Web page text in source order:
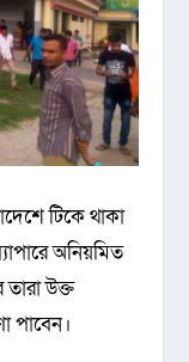
টিকে থাকা
অনিয়মিত
উক্ত
পাবেন।